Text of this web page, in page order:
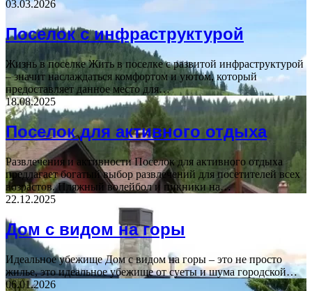
03.03.2026
Поселок с инфраструктурой
Жизнь в поселке Жить в поселке с развитой инфраструктурой
– значит наслаждаться комфортом и уютом, который
предоставляет данное место для…
18.08.2025
Поселок для активного отдыха
Развлечения и активности Поселок для активного отдыха
предлагает богатый выбор развлечений для посетителей всех
возрастов. Пляжный волейбол и пикники на…
22.12.2025
Дом с видом на горы
Идеальное убежище Дом с видом на горы – это не просто
жилье, это идеальное убежище от суеты и шума городской…
06.01.2026